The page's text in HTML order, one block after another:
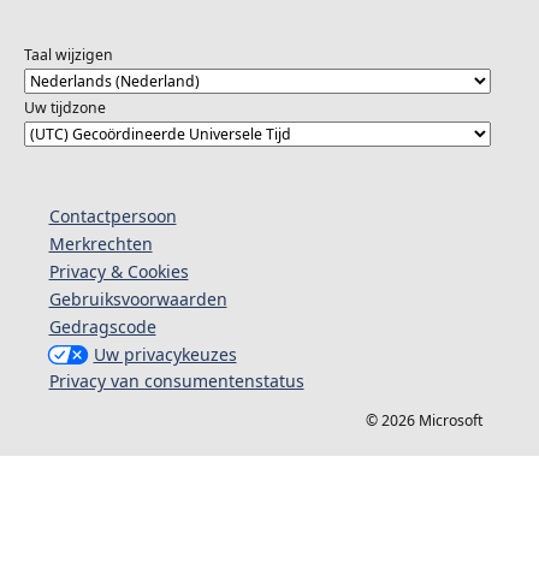
Taal wijzigen
Uw tijdzone
Contactpersoon
Merkrechten
Privacy & Cookies
Gebruiksvoorwaarden
Gedragscode
Uw privacykeuzes
Privacy van consumentenstatus
© 2026 Microsoft